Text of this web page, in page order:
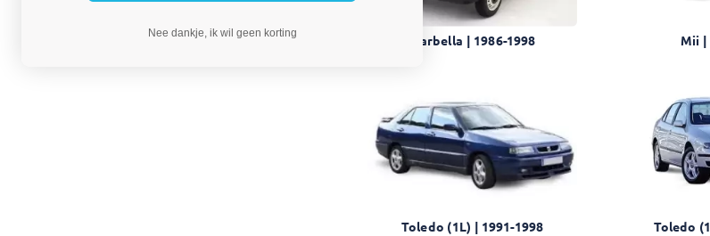
Marbella | 1986-1998 Mii |
Toledo (1L) | 1991-1998 Toledo
Nee dankje, ik wil geen korting